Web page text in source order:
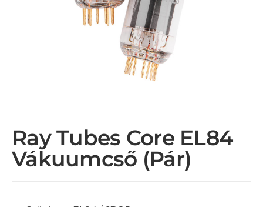
Ray Tubes Core EL84
Vákuumcső (pár)